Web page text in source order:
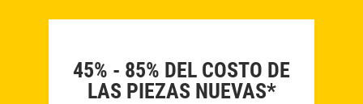
45% - 85% DEL COSTO DE
LAS PIEZAS NUEVAS*